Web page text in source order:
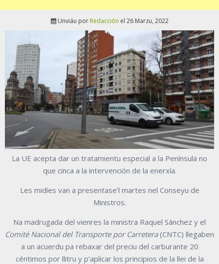
Unviáu por Redacción el 26 Marzu, 2022
La UE acepta dar un tratamientu especial a la Península no
que cinca a la intervención de la enerxía.
Les midíes van a presentase’l martes nel Conseyu de
Ministros.
Na madrugada del vienres la ministra Raquel Sánchez y el
Comité Nacional del Transporte por Carretera(CNTC) llegaben
a un acuerdu pa rebaxar del preciu del carburante 20
céntimos por llitru y p’aplicar los principios de la llei de la